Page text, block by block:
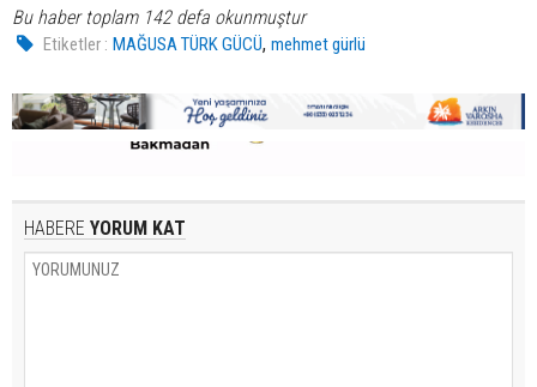
Bu haber toplam 142 defa okunmuştur
Etiketler : MAĞUSA TÜRK GÜCÜ,mehmet gürlü
HABERE YORUM KAT